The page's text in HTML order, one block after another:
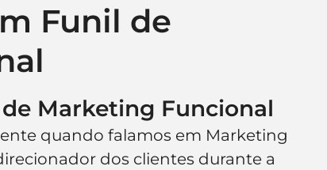
Curiosidades Frases Logotipo
Funil de
Marketing Funcional
quando falamos em Marketing
dos clientes durante a